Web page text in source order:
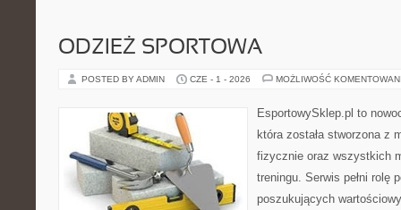
ODZIEŻ SPORTOWA
POSTED BY ADMIN CZE - 1 - 2026 MOŻLIWOŚĆ
EsportowySklep.pl to
która została stworzona z
fizycznie oraz wszystkich
treningu. Serwis pełni rolę
poszukujących